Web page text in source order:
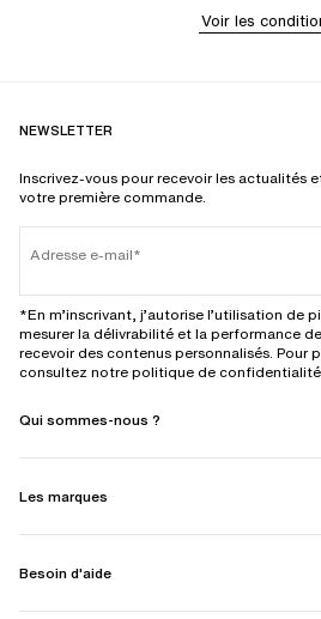
Voir les
NEWSLETTER
Inscrivez-vous pour recevoir les actualités
votre première commande.
Adresse e-mail
*En m’inscrivant, j’autorise l’utilisation de
mesurer la délivrabilité et la performance
recevoir des contenus personnalisés. Pour
consultez notre politique de
Qui sommes-nous ?
Les marques
Besoin d'aide